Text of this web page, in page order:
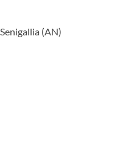
(AN)